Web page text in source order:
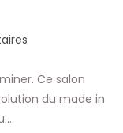
Ce salon
du made in